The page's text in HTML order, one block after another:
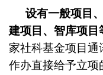
设有一般项目
建项目、智库项目
家社科基金项目
作办直接给予立项